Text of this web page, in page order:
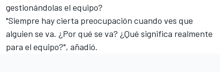
gestionándolas el equipo?
"Siempre hay cierta preocupación cuando ves que
alguien se va. ¿Por qué se va? ¿Qué significa realmente
para el equipo?", añadió.